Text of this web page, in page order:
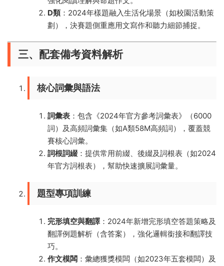
D類 ：2024年樣題融入生活化場景（如校園活動策
劃），決賽題側重應用文寫作和聽力細節捕捉。
三、配套備考資料解析
核心詞彙與語法
詞彙表 ：包含《2024年官方參考詞彙表》（6000
詞）及高頻詞彙集（如A類58M高頻詞），覆蓋競
賽核心詞彙。
詞根詞綴：提供常用前綴、後綴及詞根表（如2024
年官方詞根表），幫助快速擴展詞彙量。
題型專項訓練
完形填空與翻譯 ：2024年新增完形填空答題策略及
翻譯例題解析（含答案），強化邏輯銜接和翻譯技
巧。
作文模闆 ：彙總獲獎模闆（如2023年五套模闆）及